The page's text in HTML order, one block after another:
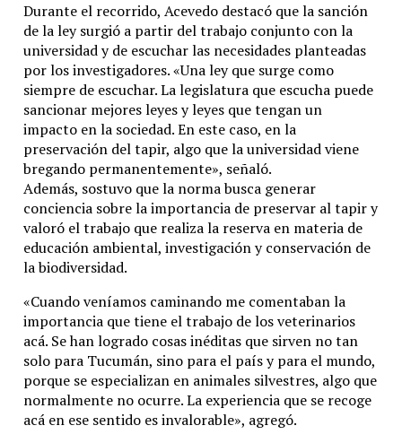
Durante el recorrido, Acevedo destacó que la sanción
de la ley surgió a partir del trabajo conjunto con la
universidad y de escuchar las necesidades planteadas
por los investigadores. «Una ley que surge como
siempre de escuchar. La legislatura que escucha puede
sancionar mejores leyes y leyes que tengan un
impacto en la sociedad. En este caso, en la
preservación del tapir, algo que la universidad viene
bregando permanentemente», señaló.
Además, sostuvo que la norma busca generar
conciencia sobre la importancia de preservar al tapir y
valoró el trabajo que realiza la reserva en materia de
educación ambiental, investigación y conservación de
la biodiversidad.
«Cuando veníamos caminando me comentaban la
importancia que tiene el trabajo de los veterinarios
acá. Se han logrado cosas inéditas que sirven no tan
solo para Tucumán, sino para el país y para el mundo,
porque se especializan en animales silvestres, algo que
normalmente no ocurre. La experiencia que se recoge
acá en ese sentido es invalorable», agregó.